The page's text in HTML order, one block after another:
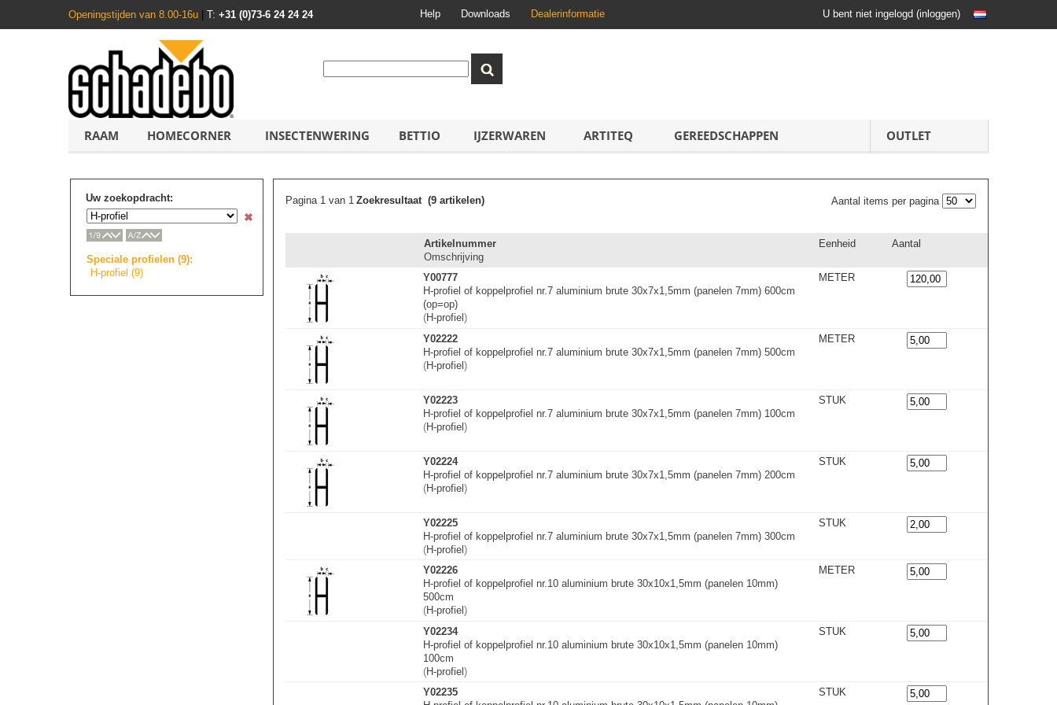
Openingstijden van 8.00-16u T: +31 (0)73-6 24 24 24 Help Downloads Dealerinformatie U bent niet ingelogd (inloggen)
RAAM HOMECORNER INSECTENWERING BETTIO IJZERWAREN ARTITEQ GEREEDSCHAPPEN OUTLET
Uw zoekopdracht:
Speciale profielen (9):
H-profiel (9)
Pagina 1 van 1 Aantal items per pagina
Zoekresultaat (9 artikelen)
Artikelnummer
Omschrijving
Eenheid Aantal
Y00777
H-profiel of koppelprofiel nr.7 aluminium brute 30x7x1,5mm (panelen 7mm) 600cm
(op=op)
(H-profiel )
METER
Y02222
H-profiel of koppelprofiel nr.7 aluminium brute 30x7x1,5mm (panelen 7mm) 500cm
(H-profiel )
METER
Y02223
H-profiel of koppelprofiel nr.7 aluminium brute 30x7x1,5mm (panelen 7mm) 100cm
(H-profiel )
STUK
Y02224
H-profiel of koppelprofiel nr.7 aluminium brute 30x7x1,5mm (panelen 7mm) 200cm
(H-profiel )
STUK
Y02225
H-profiel of koppelprofiel nr.7 aluminium brute 30x7x1,5mm (panelen 7mm) 300cm
(H-profiel )
STUK
Y02226
H-profiel of koppelprofiel nr.10 aluminium brute 30x10x1,5mm (panelen 10mm)
500cm
(H-profiel )
METER
Y02234
H-profiel of koppelprofiel nr.10 aluminium brute 30x10x1,5mm (panelen 10mm)
100cm
(H-profiel )
STUK
Y02235
STUK